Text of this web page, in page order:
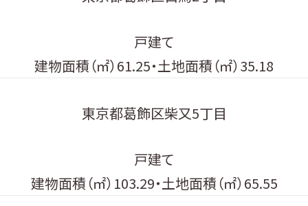
戸建て
建物面積（㎡）61.25・土地面積（㎡）35.18
東京都葛飾区柴又5丁目
戸建て
建物面積（㎡）103.29・土地面積（㎡）65.55